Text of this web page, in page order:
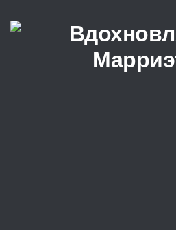
Перейти к содержимому